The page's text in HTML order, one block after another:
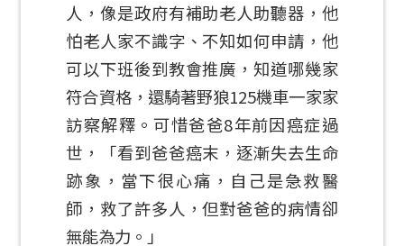
人，像是政府有補助老人助聽器，他
怕老人家不識字、不知如何申請，他
可以下班後到教會推廣，知道哪幾家
符合資格，還騎著野狼125機車一家家
訪察解釋。可惜爸爸8年前因癌症過
世，「看到爸爸癌末，逐漸失去生命
跡象，當下很心痛，自己是急救醫
師，救了許多人，但對爸爸的病情卻
無能為力。」